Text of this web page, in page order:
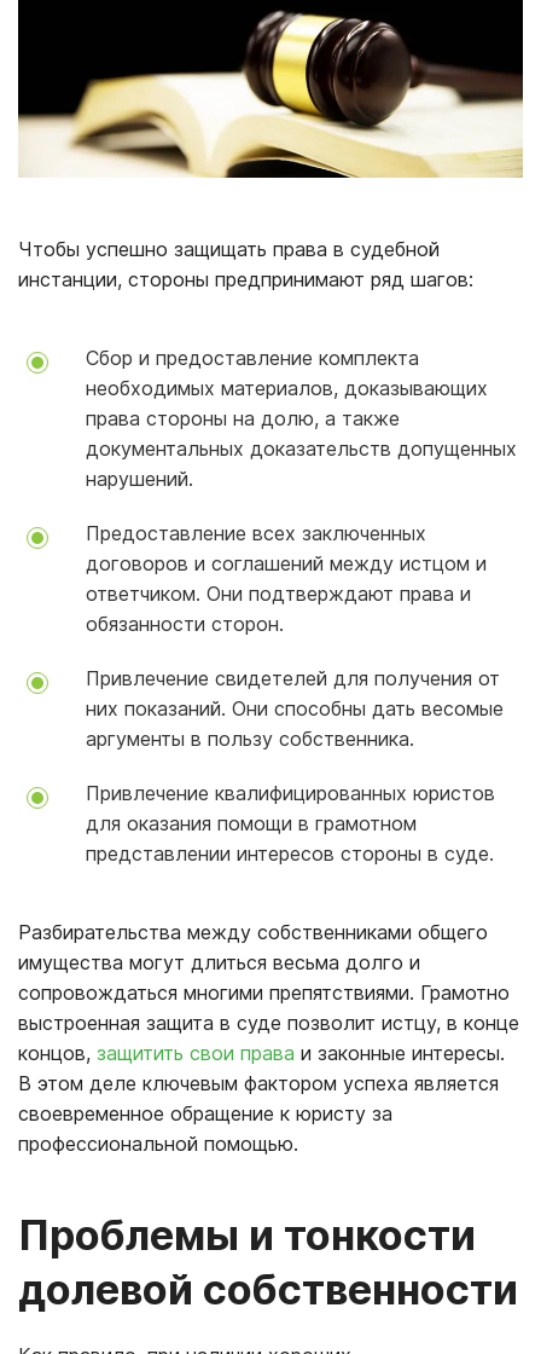
Чтобы успешно защищать права в судебной
инстанции, стороны предпринимают ряд шагов:
Сбор и предоставление комплекта
необходимых материалов, доказывающих
права стороны на долю, а также
документальных доказательств допущенных
нарушений.
Предоставление всех заключенных
договоров и соглашений между истцом и
ответчиком. Они подтверждают права и
обязанности сторон.
Привлечение свидетелей для получения от
них показаний. Они способны дать весомые
аргументы в пользу собственника.
Привлечение квалифицированных юристов
для оказания помощи в грамотном
представлении интересов стороны в суде.
Разбирательства между собственниками общего
имущества могут длиться весьма долго и
сопровождаться многими препятствиями. Грамотно
выстроенная защита в суде позволит истцу, в конце
концов, защитить свои права и законные интересы.
В этом деле ключевым фактором успеха является
своевременное обращение к юристу за
профессиональной помощью.
Проблемы и тонкости
долевой собственности